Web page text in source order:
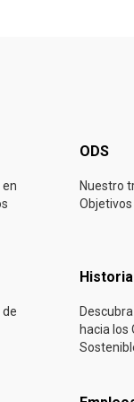
en
ODS
Nuestro
hacia los